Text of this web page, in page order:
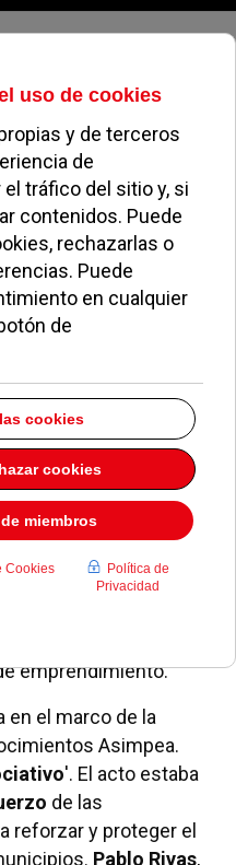
de 2026
Consistorio
26 ABRIL 2012
de Mujeres
emprendimiento.
en el marco de la
Asimpea.
'. El acto estaba
de las
reforzar y proteger el
Pablo Rivas,